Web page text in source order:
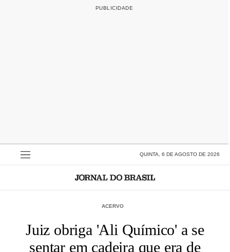
QUINTA, 6 DE AGOSTO DE 2026
ACERVO
Juiz obriga 'Ali Químico' a se
sentar em cadeira que era de